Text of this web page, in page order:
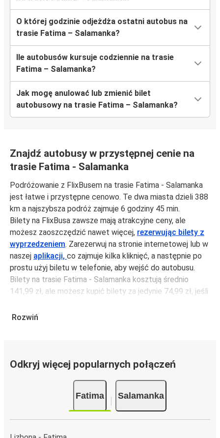
O której godzinie odjeżdża ostatni autobus na
trasie Fatima – Salamanka?
Ile autobusów kursuje codziennie na trasie
Fatima – Salamanka?
Jak mogę anulować lub zmienić bilet
autobusowy na trasie Fatima – Salamanka?
Znajdź autobusy w przystępnej cenie na
trasie Fatima - Salamanka
Podróżowanie z FlixBusem na trasie Fatima - Salamanka
jest łatwe i przystępne cenowo. Te dwa miasta dzieli 388
km a najszybsza podróż zajmuje 6 godziny 45 min.
Bilety na FlixBusa zawsze mają atrakcyjne ceny, ale
możesz zaoszczędzić nawet więcej, rezerwując bilety z
wyprzedzeniem. Zarezerwuj na stronie internetowej lub w
naszej aplikacji, co zajmuje kilka kliknięć, a następnie po
prostu użyj biletu w telefonie, aby wejść do autobusu.
Bilety na trasie Fatima - Salamanka kosztują średnio
141,99 zł, ale możesz kupić bilety za jedynie 74,99 zł, jeśli
unikając weekendów i świąt. Aby podróżować szybko,
jedynie 6 godziny 45 min.
Podróż autobusemma mniejszy wpływ na środowisko
niż podróż samochodem czy samolotem. Stale pracujemy
nad tym, by jeszcze bardziej zmniejszać ślad węglowy,
Rozwiń
Odkryj więcej popularnych połączeń
Fatima Salamanka